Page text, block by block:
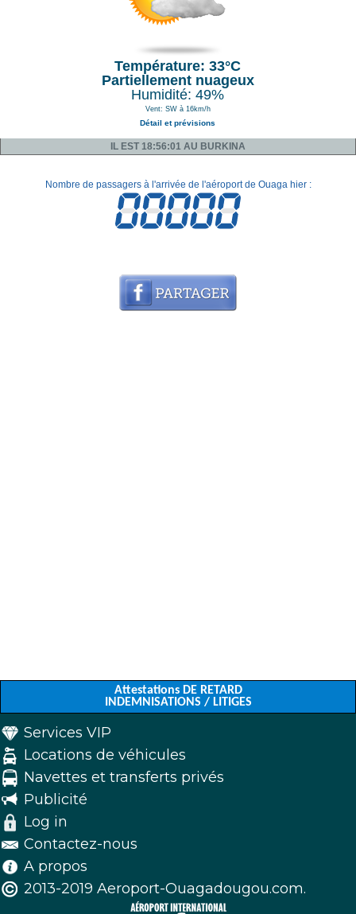
Température: 33°C
Partiellement nuageux
Humidité: 49%
Vent: SW à 16km/h
Détail et prévisions
IL EST 18:56:01 AU BURKINA
Nombre de passagers à l'arrivée de l'aéroport de Ouaga hier :
Attestations DE RETARD
INDEMNISATIONS / LITIGES
Services VIP
Locations de véhicules
Navettes et transferts privés
Publicité
Log in
Contactez-nous
A propos
2013-2019 Aeroport-Ouagadougou.com.